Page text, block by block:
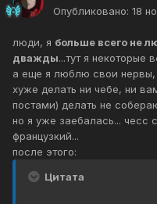
Опубликовано: 18
люди, я больше всего не
дважды...тут я некоторые
а еще я люблю свои нервы,
хуже делать ни чебе, ни
постами) делать не
но я уже заебалась... чесс
французкий...
после этого:
Цитата